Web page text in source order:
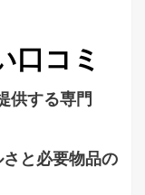
口コミ
供する専門
と必要物品の